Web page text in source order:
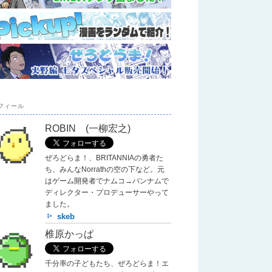
ィール
ROBIN (一柳宏之)
ぜろどらま！、BRITANNIAの勇者た
ち、みんなNorrathの空の下など。元
はゲーム開発者でナムコ→バンナムで
ディレクター・プロデューサーやって
ました。
skeb
椎原かっぱ
千分率の子どもたち、ぜろどらま！エ